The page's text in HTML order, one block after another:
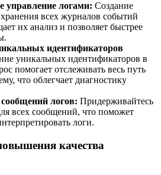
управление логами: Создание
всех журналов событий
их анализ и позволяет быстрее
идентификаторов
уникальных идентификаторов в
помогает отслеживать весь путь
что облегчает диагностику
логов: Придерживайтесь
всех сообщений, что поможет
логи.
качества